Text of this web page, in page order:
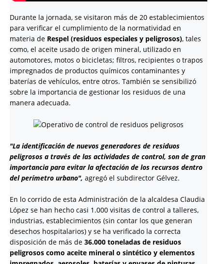
Durante la jornada, se visitaron más de 20 establecimientos
para verificar el cumplimiento de la normatividad en
materia de Respel (residuos especiales y peligrosos), tales
como, el aceite usado de origen mineral, utilizado en
automotores, motos o bicicletas; filtros, recipientes o trapos
impregnados de productos químicos contaminantes y
baterías de vehículos, entre otros. También se sensibilizó
sobre la importancia de gestionar los residuos de una
manera adecuada.
"La identificación de nuevos generadores de residuos
peligrosos a través de las actividades de control, son de gran
importancia para evitar la afectación de los recursos dentro
del perímetro urbano", agregó el subdirector Gélvez.
En lo corrido de esta Administración de la alcaldesa Claudia
López se han hecho casi 1.000 visitas de control a talleres,
industrias, establecimientos (sin contar los que generan
desechos hospitalarios) y se ha verificado la correcta
disposición de más de 36.000 toneladas de residuos
peligrosos como aceite mineral o sintético y elementos